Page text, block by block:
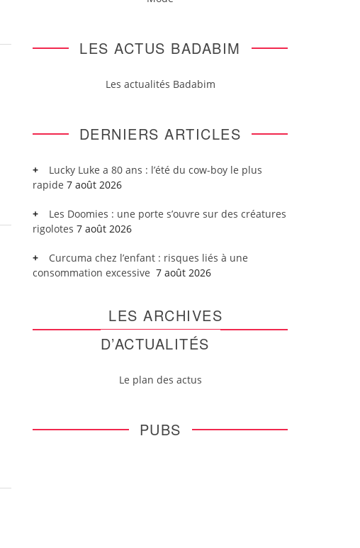
LES ACTUS BADABIM
Les actualités Badabim
DERNIERS ARTICLES
Lucky Luke a 80 ans : l’été du cow-boy le plus
rapide 7 août 2026
Les Doomies : une porte s’ouvre sur des créatures
rigolotes 7 août 2026
Curcuma chez l’enfant : risques liés à une
consommation excessive 7 août 2026
LES ARCHIVES
D’ACTUALITÉS
Le plan des actus
PUBS